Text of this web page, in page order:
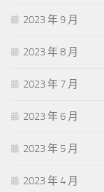
2023 年 9 月
2023 年 8 月
2023 年 7 月
2023 年 6 月
2023 年 5 月
2023 年 4 月